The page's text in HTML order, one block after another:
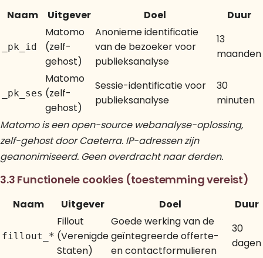
Naam Uitgever Doel Duur
_pk_id
Matomo
(zelf-
gehost)
Anonieme identificatie
van de bezoeker voor
publieksanalyse
13
maanden
_pk_ses
Matomo
(zelf-
gehost)
Sessie-identificatie voor
publieksanalyse
30
minuten
Matomo is een open-source webanalyse-oplossing,
zelf-gehost door Caeterra. IP-adressen zijn
geanonimiseerd. Geen overdracht naar derden.
3.3 Functionele cookies (toestemming vereist)
Naam Uitgever Doel Duur
fillout_*
Fillout
(Verenigde
Staten)
Goede werking van de
geïntegreerde offerte-
en contactformulieren
30
dagen